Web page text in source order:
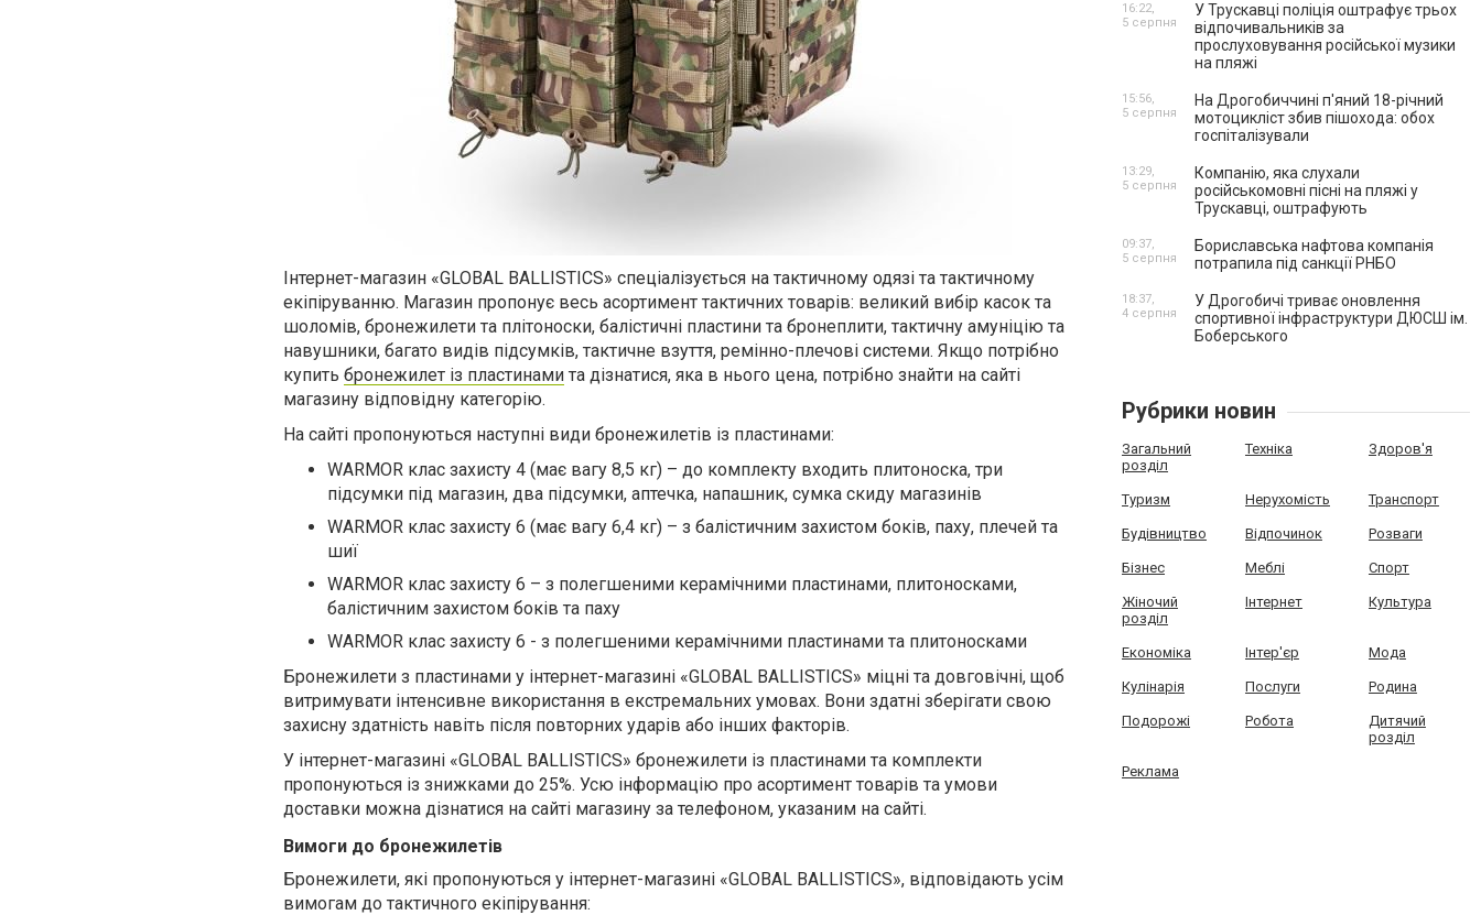
Інтернет-магазин «GLOBAL BALLISTICS» спеціалізується на тактичному одязі та тактичному
екіпіруванню. Магазин пропонує весь асортимент тактичних товарів: великий вибір касок та
шоломів, бронежилети та плітоноски, балістичні пластини та бронеплити, тактичну амуніцію та
навушники, багато видів підсумків, тактичне взуття, ремінно-плечові системи. Якщо потрібно
купить бронежилет із пластинами та дізнатися, яка в нього цена, потрібно знайти на сайті
магазину відповідну категорію.
На сайті пропонуються наступні види бронежилетів із пластинами:
WARMOR клас захисту 4 (має вагу 8,5 кг) – до комплекту входить плитоноска, три
підсумки під магазин, два підсумки, аптечка, напашник, сумка скиду магазинів
WARMOR клас захисту 6 (має вагу 6,4 кг) – з балістичним захистом боків, паху, плечей та
шиї
WARMOR клас захисту 6 – з полегшеними керамічними пластинами, плитоносками,
балістичним захистом боків та паху
WARMOR клас захисту 6 - з полегшеними керамічними пластинами та плитоносками
Бронежилети з пластинами у інтернет-магазині «GLOBAL BALLISTICS» міцні та довговічні, щоб
витримувати інтенсивне використання в екстремальних умовах. Вони здатні зберігати свою
захисну здатність навіть після повторних ударів або інших факторів.
У інтернет-магазині «GLOBAL BALLISTICS» бронежилети із пластинами та комплекти
пропонуються із знижками до 25%. Усю інформацію про асортимент товарів та умови
доставки можна дізнатися на сайті магазину за телефоном, указаним на сайті.
Вимоги до бронежилетів
Бронежилети, які пропонуються у інтернет-магазині «GLOBAL BALLISTICS», відповідають усім
вимогам до тактичного екіпірування:
У Трускавці поліція оштрафує трьох
відпочивальників за
прослуховування російської музики
на пляжі
16:22,
5 серпня
На Дрогобиччині п'яний 18-річний
мотоцикліст збив пішохода: обох
госпіталізували
15:56,
5 серпня
Компанію, яка слухали
російськомовні пісні на пляжі у
Трускавці, оштрафують
13:29,
5 серпня
Бориславська нафтова компанія
потрапила під санкції РНБО
09:37,
5 серпня
У Дрогобичі триває оновлення
спортивної інфраструктури ДЮСШ ім.
Боберського
18:37,
4 серпня
Рубрики новин
Загальний
розділ
Техніка Здоров'я
Туризм Нерухомість Транспорт
Будівництво Відпочинок Розваги
Бізнес Меблі Спорт
Жіночий
розділ
Інтернет Культура
Економіка Інтер'єр Мода
Кулінарія Послуги Родина
Подорожі Робота
Дитячий
розділ
Реклама